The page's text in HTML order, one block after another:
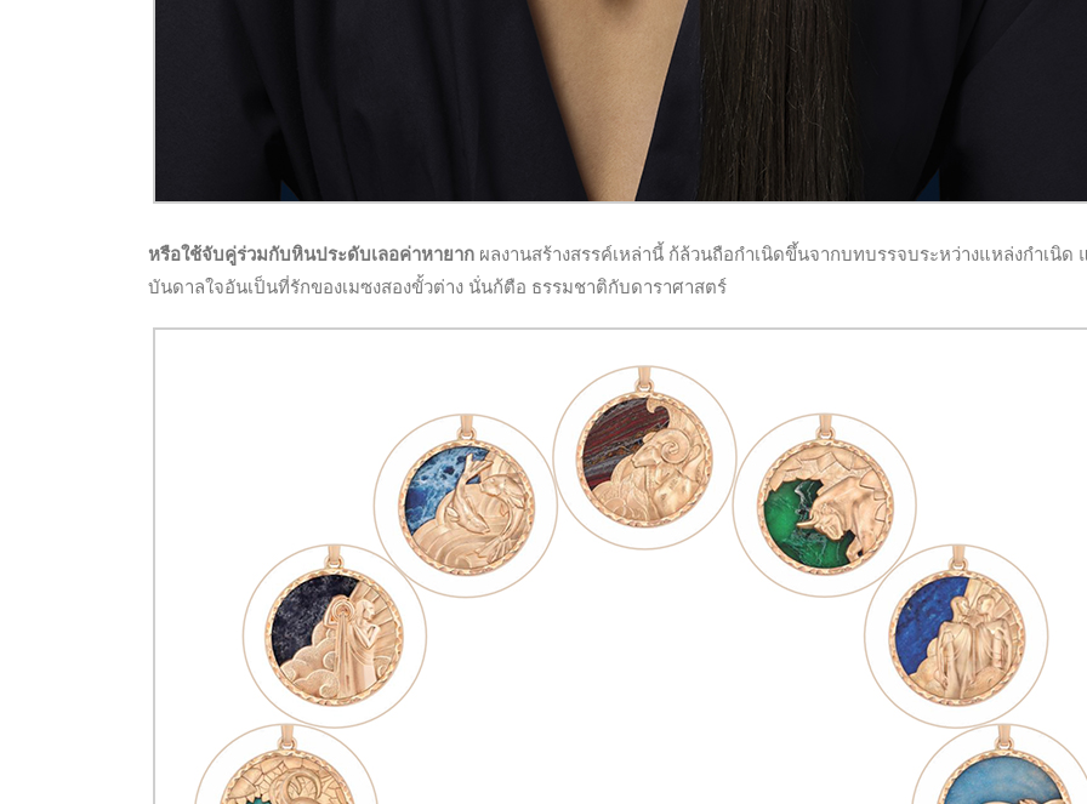
หรือใช้จับคู่ร่วมกับหินประดับเลอค่าหายาก ผลงานสร้างสรรค์เหล่านี้ ก้ล้วนถือกำเนิดขึ้นจากบทบรรจบระหว่างแหล่งกำเนิด
บันดาลใจอันเป็นที่รักของเมซงสองขั้วต่าง นั่นก้ตือ ธรรมชาติกับดาราศาสตร์